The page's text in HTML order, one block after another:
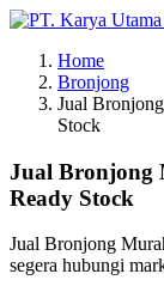
Skip
contentHome
Bronjong
Jual
Stock
Jual Bronjong
Ready Stock
Jual Bronjong
segera hubungi